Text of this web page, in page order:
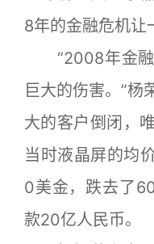
8年的金融危机让
“2008年金融
巨大的伤害。”杨
大的客户倒闭，
当时液晶屏的均
0美金，跌去了
款20亿人民币。